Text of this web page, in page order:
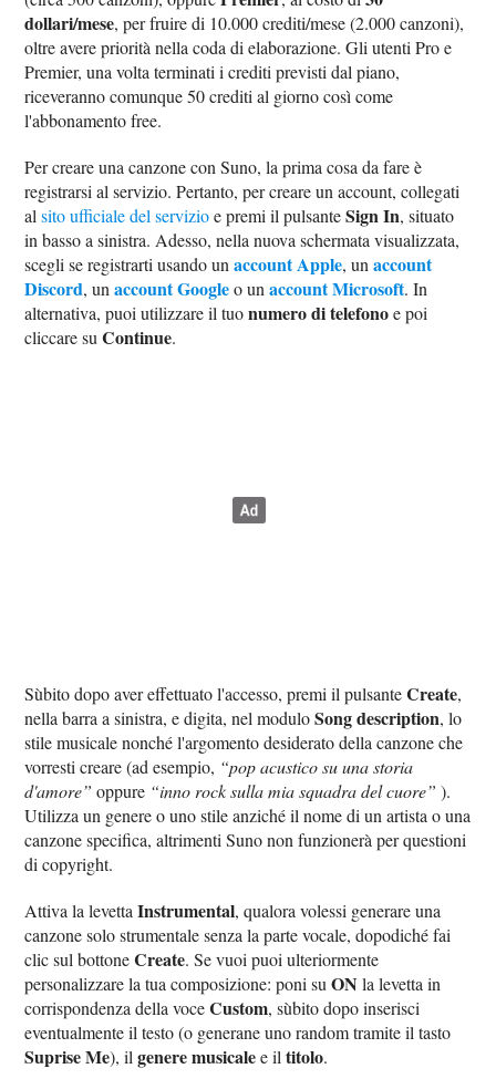
dollari/mese, per fruire di 10.000 crediti/mese (2.000 canzoni),
oltre avere priorità nella coda di elaborazione. Gli utenti Pro e
Premier, una volta terminati i crediti previsti dal piano,
riceveranno comunque 50 crediti al giorno così come
l'abbonamento free.
Per creare una canzone con Suno, la prima cosa da fare è
registrarsi al servizio. Pertanto, per creare un account, collegati
alsito ufficiale del servizioe premi il pulsanteSign In, situato
in basso a sinistra. Adesso, nella nuova schermata visualizzata,
scegli se registrarti usando unaccount Apple, unaccount
Discord, unaccount Googleo unaccount Microsoft. In
alternativa, puoi utilizzare il tuonumero di telefonoe poi
cliccare suContinue.
Sùbito dopo aver effettuato l'accesso, premi il pulsanteCreate,
nella barra a sinistra, e digita, nel moduloSong description, lo
stile musicale nonché l'argomento desiderato della canzone che
vorresti creare (ad esempio, “pop acustico su una storia
d'amore” oppure “inno rock sulla mia squadra del cuore” ).
Utilizza un genere o uno stile anziché il nome di un artista o una
canzone specifica, altrimenti Suno non funzionerà per questioni
di copyright.
Attiva la levettaInstrumental, qualora volessi generare una
canzone solo strumentale senza la parte vocale, dopodiché fai
clic sul bottoneCreate. Se vuoi puoi ulteriormente
personalizzare la tua composizione: poni suON la levetta in
corrispondenza della voceCustom, sùbito dopo inserisci
eventualmente il testo (o generane uno random tramite il tasto
Suprise Me), ilgenere musicalee iltitolo.